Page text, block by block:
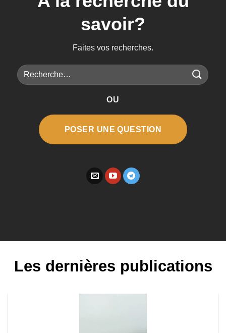
savoir?
Faites vos recherches.
Recherche
pour :
OU
POSER UNE QUESTION
Les dernières publications